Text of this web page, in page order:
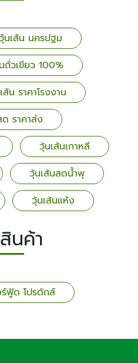
นเส้น นครปฐม
ถั่วเขียว 100%
น ราคาโรงงาน
ราคาส่ง
วุ้นเส้นเกาหลี
วุ้นเส้นสดน้ำพุ
วุ้นเส้นแห้ง
นค้า
ร์ฟู้ด โปรดักส์